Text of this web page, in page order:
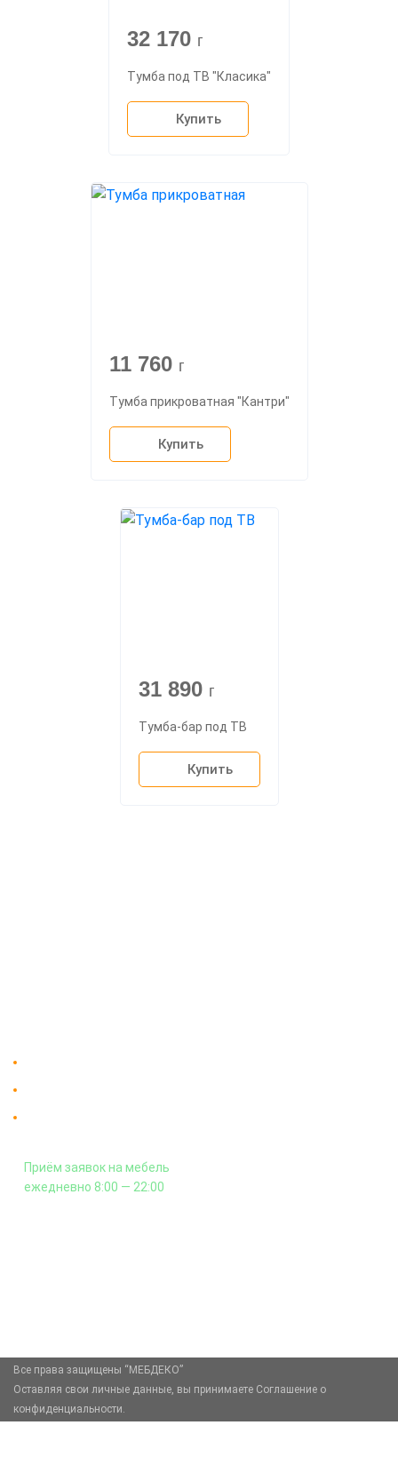
32 170 г
Тумба под ТВ "Класика"
Купить
11 760 г
Тумба прикроватная "Кантри"
Купить
31 890 г
Тумба-бар под ТВ
Купить
Приём заявок на мебель
ежедневно 8:00 — 22:00
Все права защищены “МЕБДЕКО”
Оставляя свои личные данные, вы принимаете Соглашение о
конфиденциальности.